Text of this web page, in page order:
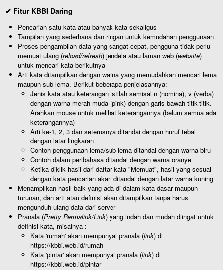
✔ Fitur KBBI Daring
Pencarian satu kata atau banyak kata sekaligus
Tampilan yang sederhana dan ringan untuk kemudahan penggunaan
Proses pengambilan data yang sangat cepat, pengguna tidak perlu
memuat ulang (reload/refresh) jendela atau laman web (website)
untuk mencari kata berikutnya
Arti kata ditampilkan dengan warna yang memudahkan mencari lema
maupun sub lema. Berikut beberapa penjelasannya:
Jenis kata atau keterangan istilah semisal n (nomina), v (verba)
dengan warna merah muda (pink) dengan garis bawah titik-titik.
Arahkan mouse untuk melihat keterangannya (belum semua ada
keterangannya)
Arti ke-1, 2, 3 dan seterusnya ditandai dengan huruf tebal
dengan latar lingkaran
Contoh penggunaan lema/sub-lema ditandai dengan warna biru
Contoh dalam peribahasa ditandai dengan warna oranye
Ketika diklik hasil dari daftar kata "Memuat", hasil yang sesuai
dengan kata pencarian akan ditandai dengan latar warna kuning
Menampilkan hasil baik yang ada di dalam kata dasar maupun
turunan, dan arti atau definisi akan ditampilkan tanpa harus
mengunduh ulang data dari server
Pranala (Pretty Permalink/Link) yang indah dan mudah diingat untuk
definisi kata, misalnya :
Kata 'rumah' akan mempunyai pranala (link) di
https://kbbi.web.id/rumah
Kata 'pintar' akan mempunyai pranala (link) di
https://kbbi.web.id/pintar